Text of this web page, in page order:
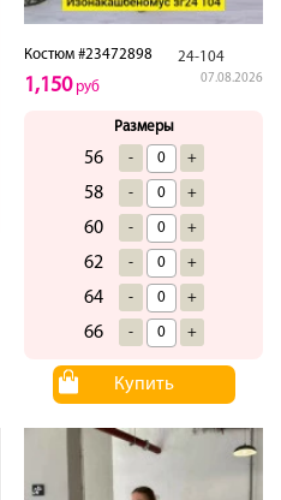
Костюм #23472898 24-104
07.08.2026
1,150руб
Размеры
56 - +
58 - +
60 - +
62 - +
64 - +
66 - +
Купить